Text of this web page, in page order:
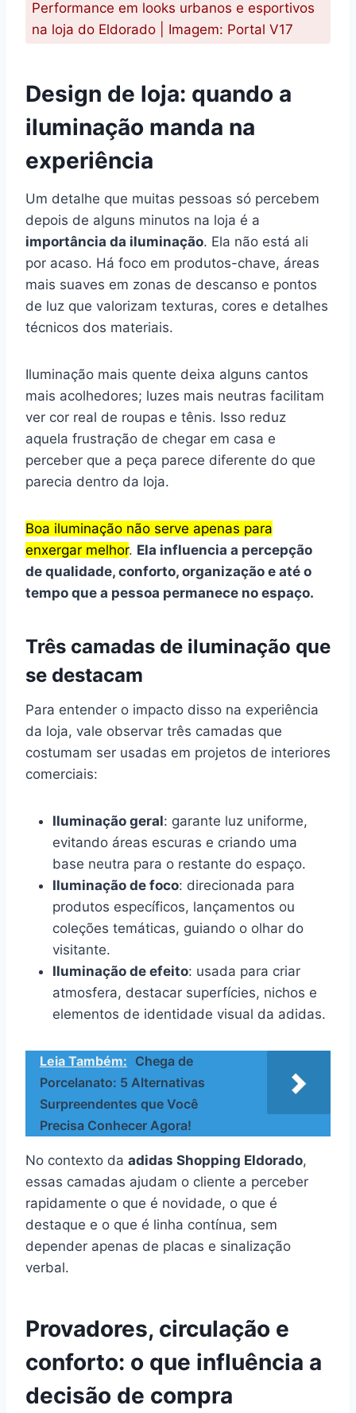
Performance em looks urbanos e esportivos
na loja do Eldorado | Imagem: Portal V17
Design de loja: quando a
iluminação manda na
experiência
Um detalhe que muitas pessoas só percebem
depois de alguns minutos na loja é a
importância da iluminação. Ela não está ali
por acaso. Há foco em produtos-chave, áreas
mais suaves em zonas de descanso e pontos
de luz que valorizam texturas, cores e detalhes
técnicos dos materiais.
Iluminação mais quente deixa alguns cantos
mais acolhedores; luzes mais neutras facilitam
ver cor real de roupas e tênis. Isso reduz
aquela frustração de chegar em casa e
perceber que a peça parece diferente do que
parecia dentro da loja.
Boa iluminação não serve apenas para
enxergar melhor. Ela influencia a percepção
de qualidade, conforto, organização e até o
tempo que a pessoa permanece no espaço.
Três camadas de iluminação que
se destacam
Para entender o impacto disso na experiência
da loja, vale observar três camadas que
costumam ser usadas em projetos de interiores
comerciais:
Iluminação geral: garante luz uniforme,
evitando áreas escuras e criando uma
base neutra para o restante do espaço.
Iluminação de foco: direcionada para
produtos específicos, lançamentos ou
coleções temáticas, guiando o olhar do
visitante.
Iluminação de efeito: usada para criar
atmosfera, destacar superfícies, nichos e
elementos de identidade visual da adidas.
Leia Também: Chega de
Porcelanato: 5 Alternativas
Surpreendentes que Você
Precisa Conhecer Agora!
No contexto da adidas Shopping Eldorado,
essas camadas ajudam o cliente a perceber
rapidamente o que é novidade, o que é
destaque e o que é linha contínua, sem
depender apenas de placas e sinalização
verbal.
Provadores, circulação e
conforto: o que influência a
decisão de compra